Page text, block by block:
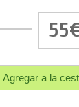
Agregar a la